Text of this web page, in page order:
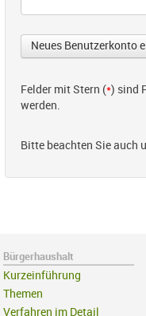
Felder mit Stern (*) sind
werden.
Bitte beachten Sie auch
Bürgerhaushalt
Kurzeinführung
Themen
Verfahren im Detail